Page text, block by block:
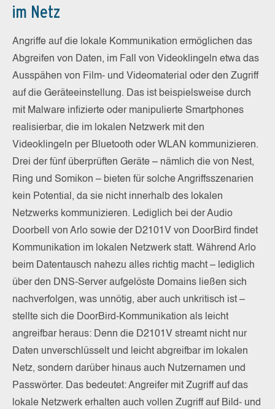
im Netz
Angriffe auf die lokale Kommunikation ermöglichen das
Abgreifen von Daten, im Fall von Videoklingeln etwa das
Ausspähen von Film- und Videomaterial oder den Zugriff
auf die Geräteeinstellung. Das ist beispielsweise durch
mit Malware infizierte oder manipulierte Smartphones
realisierbar, die im lokalen Netzwerk mit den
Videoklingeln per Bluetooth oder WLAN kommunizieren.
Drei der fünf überprüften Geräte – nämlich die von Nest,
Ring und Somikon – bieten für solche Angriffsszenarien
kein Potential, da sie nicht innerhalb des lokalen
Netzwerks kommunizieren. Lediglich bei der Audio
Doorbell von Arlo sowie der D2101V von DoorBird findet
Kommunikation im lokalen Netzwerk statt. Während Arlo
beim Datentausch nahezu alles richtig macht – lediglich
über den DNS-Server aufgelöste Domains ließen sich
nachverfolgen, was unnötig, aber auch unkritisch ist –
stellte sich die DoorBird-Kommunikation als leicht
angreifbar heraus: Denn die D2101V streamt nicht nur
Daten unverschlüsselt und leicht abgreifbar im lokalen
Netz, sondern darüber hinaus auch Nutzernamen und
Passwörter. Das bedeutet: Angreifer mit Zugriff auf das
lokale Netzwerk erhalten auch vollen Zugriff auf Bild- und